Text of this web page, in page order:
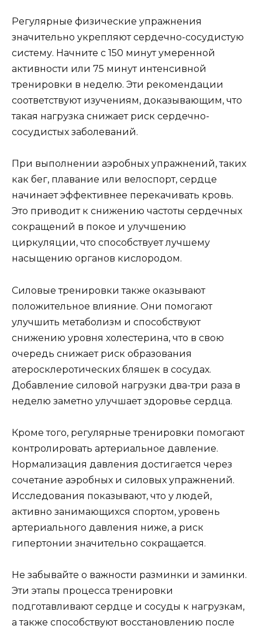
Регулярные физические упражнения
значительно укрепляют сердечно-сосудистую
систему. Начните с 150 минут умеренной
активности или 75 минут интенсивной
тренировки в неделю. Эти рекомендации
соответствуют изучениям, доказывающим, что
такая нагрузка снижает риск сердечно-
сосудистых заболеваний.
При выполнении аэробных упражнений, таких
как бег, плавание или велоспорт, сердце
начинает эффективнее перекачивать кровь.
Это приводит к снижению частоты сердечных
сокращений в покое и улучшению
циркуляции, что способствует лучшему
насыщению органов кислородом.
Силовые тренировки также оказывают
положительное влияние. Они помогают
улучшить метаболизм и способствуют
снижению уровня холестерина, что в свою
очередь снижает риск образования
атеросклеротических бляшек в сосудах.
Добавление силовой нагрузки два-три раза в
неделю заметно улучшает здоровье сердца.
Кроме того, регулярные тренировки помогают
контролировать артериальное давление.
Нормализация давления достигается через
сочетание аэробных и силовых упражнений.
Исследования показывают, что у людей,
активно занимающихся спортом, уровень
артериального давления ниже, а риск
гипертонии значительно сокращается.
Не забывайте о важности разминки и заминки.
Эти этапы процесса тренировки
подготавливают сердце и сосуды к нагрузкам,
а также способствуют восстановлению после